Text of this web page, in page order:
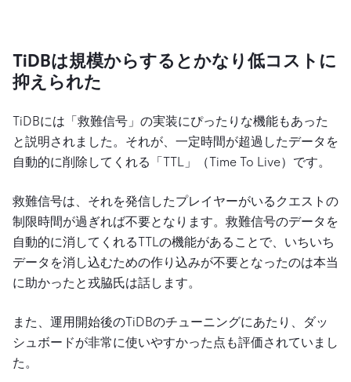
TiDBは規模からするとかなり低コストに
抑えられた
TiDBには「救難信号」の実装にぴったりな機能もあった
と説明されました。それが、一定時間が超過したデータを
自動的に削除してくれる「TTL」（Time To Live）です。
救難信号は、それを発信したプレイヤーがいるクエストの
制限時間が過ぎれば不要となります。救難信号のデータを
自動的に消してくれるTTLの機能があることで、いちいち
データを消し込むための作り込みが不要となったのは本当
に助かったと戎脇氏は話します。
また、運用開始後のTiDBのチューニングにあたり、ダッ
シュボードが非常に使いやすかった点も評価されていまし
た。